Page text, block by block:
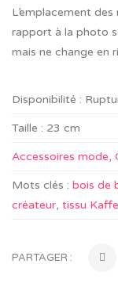
L’emplacement
rapport à la photo
mais ne change en
Disponibilité :
Taille : 23 cm
Accessoires mode,
Mots clés : bois de
créateur, tissu
PARTAGER :